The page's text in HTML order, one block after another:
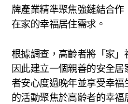
牌產業精準聚焦強鏈結合
在家的幸福居住需求。
根據調查，高齡者將「家」
因此建立一個親善的安全
者安心度過晚年並享受幸福
的活動聚焦於高齡者的幸福